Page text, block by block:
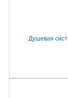
Душевая